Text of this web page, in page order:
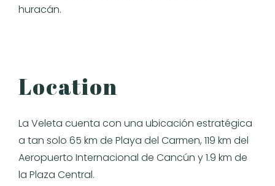
huracán.
Location
La Veleta cuenta con una ubicación estratégica
a tan solo 65 km de Playa del Carmen, 119 km del
Aeropuerto Internacional de Cancún y 1.9 km de
la Plaza Central.